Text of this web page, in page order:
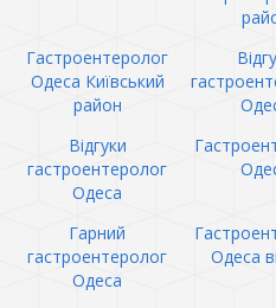
Гастроентеролог
Одеса Київський
район
Відгуки
гастроентеролог
Одеса
Гарний
гастроентеролог
Одеса
Одеса